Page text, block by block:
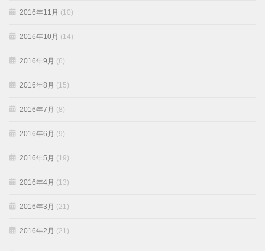
2016年11月 (10)
2016年10月 (14)
2016年9月 (6)
2016年8月 (15)
2016年7月 (8)
2016年6月 (9)
2016年5月 (19)
2016年4月 (13)
2016年3月 (21)
2016年2月 (21)